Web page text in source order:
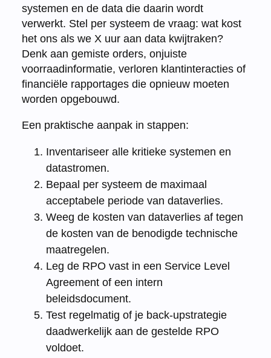
systemen en de data die daarin wordt
verwerkt. Stel per systeem de vraag: wat kost
het ons als we X uur aan data kwijtraken?
Denk aan gemiste orders, onjuiste
voorraadinformatie, verloren klantinteracties of
financiële rapportages die opnieuw moeten
worden opgebouwd.
Een praktische aanpak in stappen:
Inventariseer alle kritieke systemen en
datastromen.
Bepaal per systeem de maximaal
acceptabele periode van dataverlies.
Weeg de kosten van dataverlies af tegen
de kosten van de benodigde technische
maatregelen.
Leg de RPO vast in een Service Level
Agreement of een intern
beleidsdocument.
Test regelmatig of je back-upstrategie
daadwerkelijk aan de gestelde RPO
voldoet.